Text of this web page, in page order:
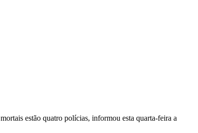
estão quatro polícias, informou esta quarta-feira a